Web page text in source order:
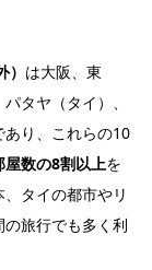
は大阪、東
タヤ（タイ）、
あり、これらの10
数の8割以上を
タイの都市やリ
旅行でも多く利